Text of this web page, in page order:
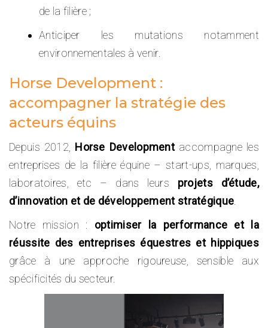
de la filière ;
Anticiper les mutations notamment
environnementales à venir.
Horse Development :
accompagner la stratégie des
acteurs équins
Depuis 2012, Horse Developmentaccompagne les
entreprises de la filière équine – start-ups, marques,
laboratoires, etc – dans leurs projets d’étude,
d’innovation et de développement stratégique
Notre mission : optimiser la performance et la
réussite des entreprises équestres et hippiques
grâce à une approche rigoureuse, sensible aux
spécificités du secteur.